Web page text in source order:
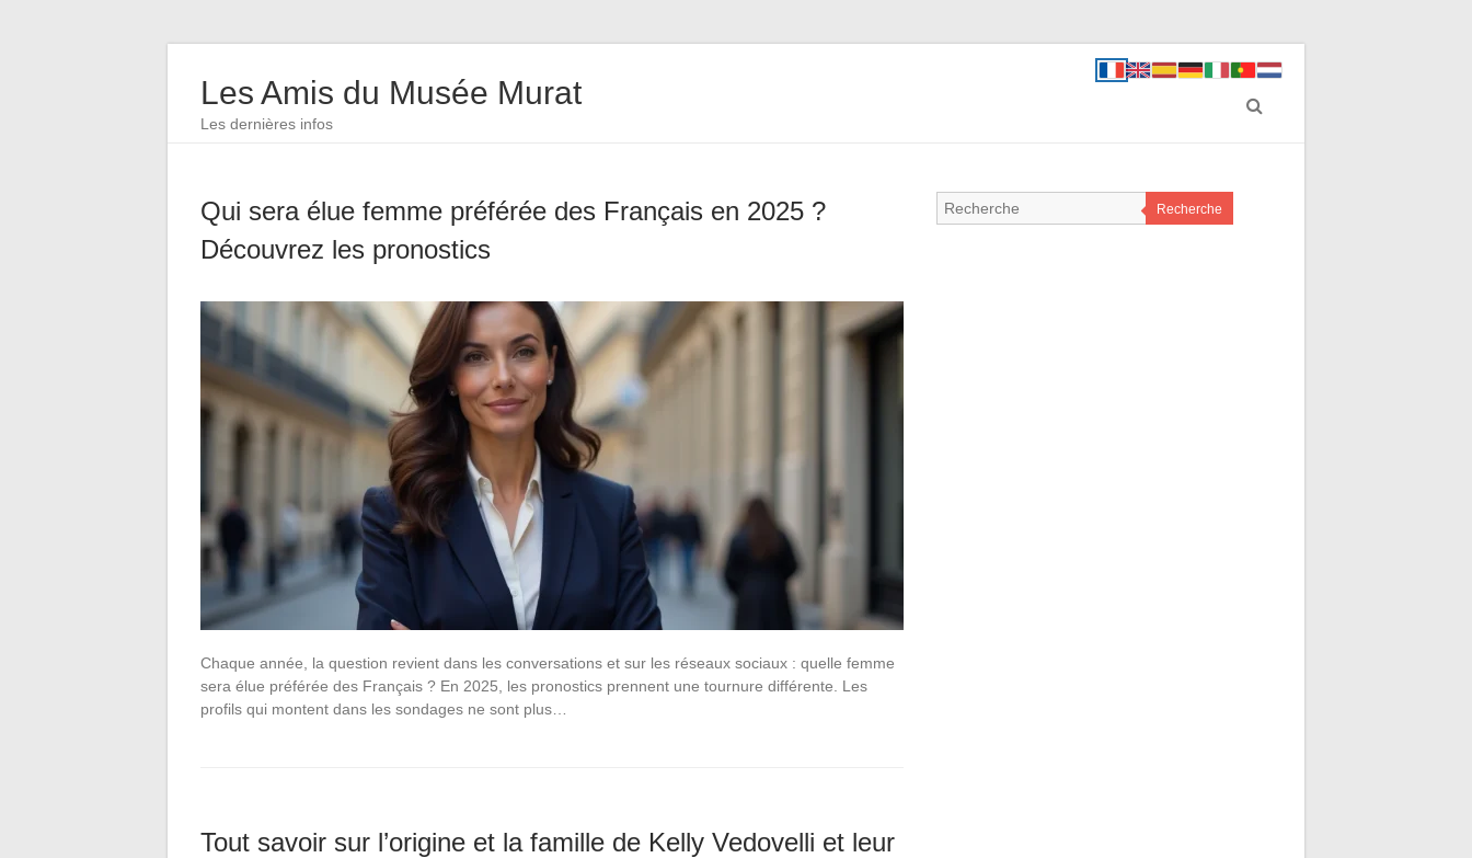
Les Amis du Musée Murat
Les dernières infos
Qui sera élue femme préférée des Français en 2025 ?
Découvrez les pronostics
Chaque année, la question revient dans les conversations et sur les réseaux sociaux : quelle femme
sera élue préférée des Français ? En 2025, les pronostics prennent une tournure différente. Les
profils qui montent dans les sondages ne sont plus…
Tout savoir sur l’origine et la famille de Kelly Vedovelli et leur
Recherche